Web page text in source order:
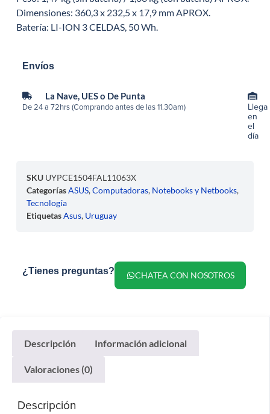
Dimensiones: 360,3 x 232,5 x 17,9 mm APROX.
Batería: LI-ION 3 CELDAS, 50 Wh.
Envíos
La Nave, UES o De Punta
De 24 a 72hrs (Comprando antes de las 11.30am)
Llega
en
el
día
SKU UYPCE1504FAL11063X
CategoríasASUS,Computadoras, Notebooks y Netbooks,
Tecnología
EtiquetasAsus, Uruguay
¿Tienes preguntas? CHATEA CON NOSOTROS
Descripción Información adicional
Valoraciones (0)
Descripción